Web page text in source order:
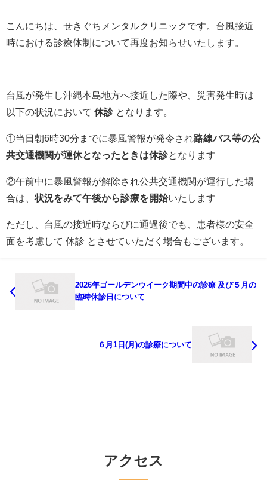
こんにちは、せきぐちメンタルクリニックです。台風接近
時における診療体制について再度お知らせいたします。
台風が発生し沖縄本島地方へ接近した際や、災害発生時は
以下の状況において 休診となります。
①当日朝6時30分までに暴風警報が発令され 路線バス等の公
共交通機関が運休となったときは休診となります
②午前中に暴風警報が解除され公共交通機関が運行した場
合は、状況をみて午後から診療を開始いたします
ただし、台風の接近時ならびに通過後でも、患者様の安全
面を考慮して 休診 とさせていただく場合もございます。
2026年ゴールデンウイーク期間中の診療 及び５月の
臨時休診日について
６月1日(月)の診療について
アクセス